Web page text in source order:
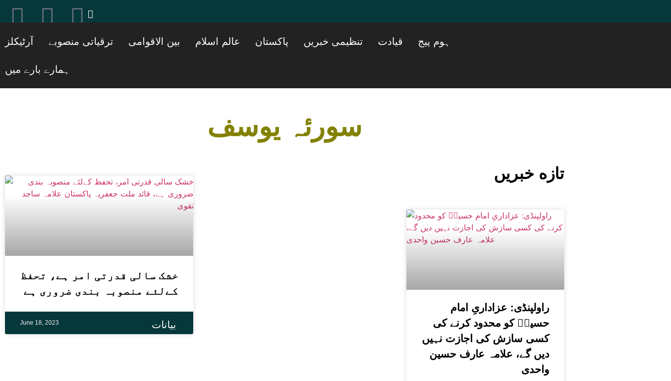
ہوم پیج قیادت تنظیمی خبریں پاکستان عالم اسلام بین الاقوامی ترقیاتی منصوبے آرٹیکلز
ہمارے بارے میں
سورئہ یوسف
بیانات
خشک سالی قدرتی امر ہے، تحفظ
کےلئے منصوبہ بندی ضروری ہے
June 18, 2023
تازه خبریں
راولپنڈی: عزاداریِ امام
حسینؑ کو محدود کرنے کی
کسی سازش کی اجازت نہیں
دیں گے، علامہ عارف حسین
واحدی